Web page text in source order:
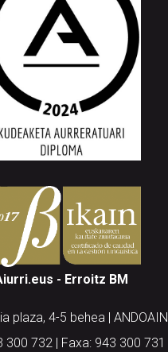
- Erroitz BM
plaza, 4-5 behea | ANDOAIN
300 732 | Faxa: 943 300 731